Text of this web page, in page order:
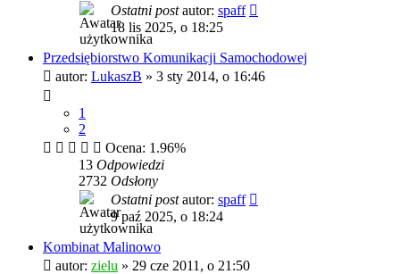
Ostatni postautor: spaff
18 lis 2025, o 18:25
Przedsiębiorstwo Komunikacji Samochodowej
autor: LukaszB » 3 sty 2014, o 16:46
1
2
Ocena: 1.96%
13 Odpowiedzi
2732 Odsłony
Ostatni postautor: spaff
9 paź 2025, o 18:24
Kombinat Malinowo
autor: zielu » 29 cze 2011, o 21:50